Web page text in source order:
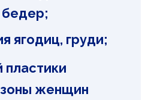
бедер;
ягодиц, груди;
пластики
женщин